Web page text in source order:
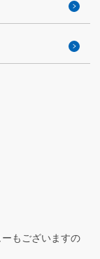
もございますの